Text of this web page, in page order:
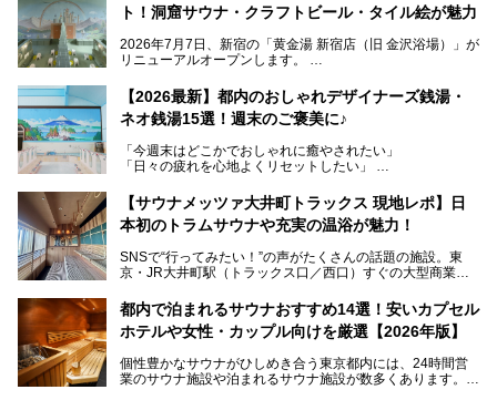
ト！洞窟サウナ・クラフトビール・タイル絵が魅力
2026年7月7日、新宿の「黄金湯 新宿店（旧 金沢浴場）」が
リニューアルオープンします。
レトロでノスタルジックなタイル絵はそのまま、昔からここ
を知る地元の人にも、新しく足を運んでくれる人にも愛され
る、今の時代の"銭湯"として生まれ変わりました。洞窟のよ
ビアバーなど、新しく登場したスポットも併せて紹介しま
す。充実した設備があるのに、基本の入浴料が銭湯価格の5
【2026最新】都内のおしゃれデザイナーズ銭湯・
ネオ銭湯15選！週末のご褒美に♪
「今週末はどこかでおしゃれに癒やされたい」
「日々の疲れを心地よくリセットしたい」
となっている新しいスタイルの銭湯です。
最近、SNSやメディアで「デザイナーズ銭湯」や「ネオ銭
本記事では、そもそもこれらがどんな銭湯なのか、その気に
いおしゃれな名店15選を、おすすめの順番で一挙にご紹介
します。
【サウナメッツァ大井町トラックス 現地レポ】日
本初のトラムサウナや充実の温浴が魅力！
SNSで“行ってみたい！”の声がたくさんの話題の施設。東
京・JR大井町駅（トラックス口／西口）すぐの大型商業施
ツァ大井町トラックス」がニューオープン。施設の様子をレ
ポ―トします。
都内で泊まれるサウナおすすめ14選！安いカプセル
ホテルや女性・カップル向けを厳選【2026年版】
個性豊かなサウナがひしめき合う東京都内には、24時間営
業のサウナ施設や泊まれるサウナ施設が数多くあります。